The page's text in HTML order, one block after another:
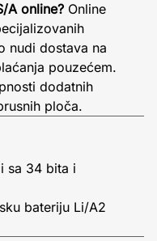
A online? Online
nudi dostava na
pouzećem.
dodatnih
ploča.
sa 34 bita i
bateriju Li/A2